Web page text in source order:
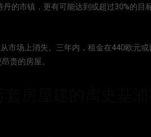
的市镇，更有可能达到或超过30%的目
市场上消失。三年内，租金在440欧元
贵的房屋。